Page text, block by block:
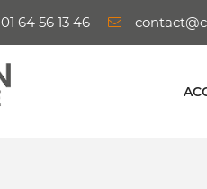
01 64 56 13 46